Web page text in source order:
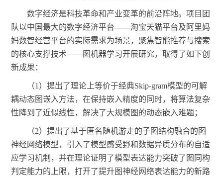
数字经济是科技革命和产业变革的前沿阵地。项目团
队以中国最大的数字经济平台——淘宝天猫平台及阿里妈
妈数智经营平台的实际需求为场景，聚焦智能推荐与搜索
的核心支撑技术——图机器学习开展研究，取得了如下创
新成果：
（1）提出了理论上等价于经典Skip-gram模型的可解
耦动态图嵌入方法，在保持嵌入精度的同时，将算法复杂
性降到了近似线性，解决了大规模图的动态嵌入难题；
（2）提出了基于匿名随机游走的子图结构融合的图
神经网络模型，引入了模型感受野和数据异质分布的自适
应学习机制，并在理论证明了模型表达能力突破了图同构
判定能力的上限，打开了提升图神经网络表达能力的新路